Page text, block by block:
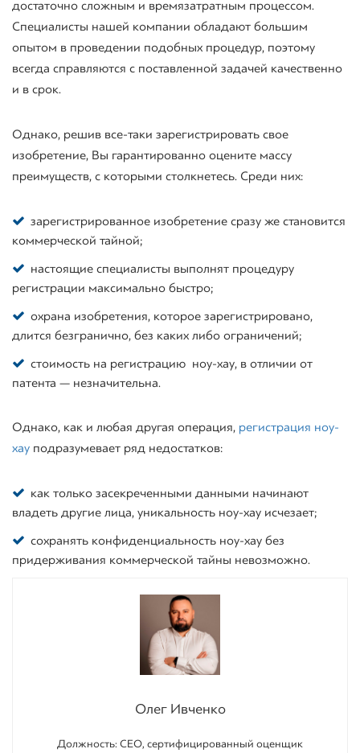
достаточно сложным и времязатратным процессом.
Специалисты нашей компании обладают большим
опытом в проведении подобных процедур, поэтому
всегда справляются с поставленной задачей качественно
и в срок.
Однако, решив все-таки зарегистрировать свое
изобретение, Вы гарантированно оцените массу
преимуществ, с которыми столкнетесь. Среди них:
зарегистрированное изобретение сразу же становится
коммерческой тайной;
настоящие специалисты выполнят процедуру
регистрации максимально быстро;
охрана изобретения, которое зарегистрировано,
длится безгранично, без каких либо ограничений;
стоимость на регистрацию ноу-хау, в отличии от
патента — незначительна.
Однако, как и любая другая операция, регистрация ноу-
хау подразумевает ряд недостатков:
как только засекреченными данными начинают
владеть другие лица, уникальность ноу-хау исчезает;
сохранять конфиденциальность ноу-хау без
придерживания коммерческой тайны невозможно.
Олег Ивченко
Должность: СEO, сертифицированный оценщик